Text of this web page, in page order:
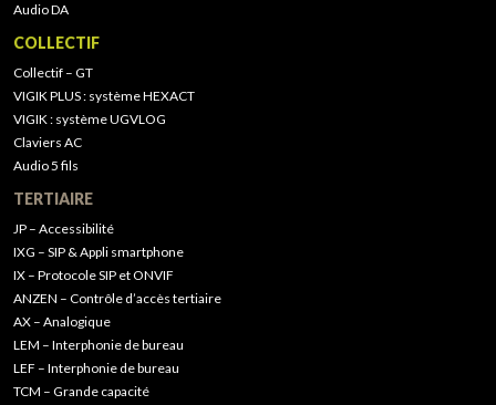
Audio DA
COLLECTIF
Collectif – GT
VIGIK PLUS : système HEXACT
VIGIK : système UGVLOG
Claviers AC
Audio 5 fils
TERTIAIRE
JP – Accessibilité
IXG – SIP & Appli smartphone
IX – Protocole SIP et ONVIF
ANZEN – Contrôle d’accès tertiaire
AX – Analogique
LEM – Interphonie de bureau
LEF – Interphonie de bureau
TCM – Grande capacité